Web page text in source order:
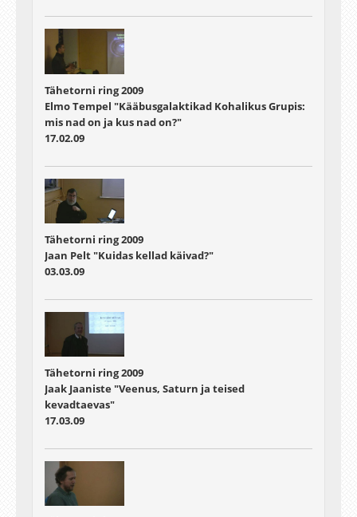
Tähetorni ring 2009
Elmo Tempel "Kääbusgalaktikad Kohalikus Grupis:
mis nad on ja kus nad on?"
17.02.09
Tähetorni ring 2009
Jaan Pelt "Kuidas kellad käivad?"
03.03.09
Tähetorni ring 2009
Jaak Jaaniste "Veenus, Saturn ja teised
kevadtaevas"
17.03.09